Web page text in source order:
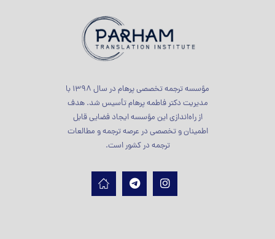
مؤسسه ترجمه تخصصی پرهام در سال 1398 با
مدیریت دکتر فاطمه پرهام تأسیس شد. هدف
از راه‌اندازی این مؤسسه ایجاد فضایی قابل
اطمینان و تخصصی در عرصه ترجمه و مطالعات
ترجمه در کشور است.